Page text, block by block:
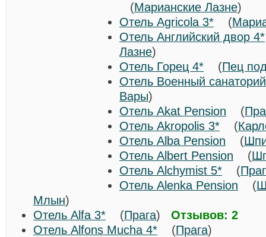
(Марианские Лазне)
Отель Agricola 3* (
Отель Английский двор 4*
Лазне)
Отель Горец 4* (Пец
Отель Военный
Вары)
Отель Akat Pension (
Отель Akropolis 3* (
Отель Alba Pension (
Отель Albert Pension (
Отель Alchymist 5* (
Отель Alenka Pension (
Млын)
Отель Alfa 3* (Прага) Отзывов: 2
Отель Alfons Mucha 4* (Прага)